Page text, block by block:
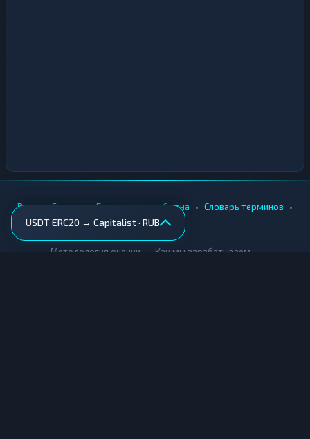
USDT ERC20 → Capitalist · RUB
Вики • Города • Безопасность обмена • Словарь терминов •
AML-проверка
Методология оценки Как мы зарабатываем